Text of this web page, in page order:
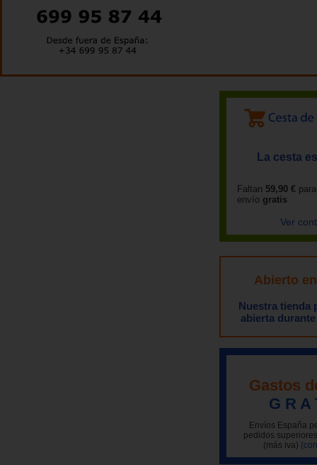
La cesta
Faltan 59,90 €
envío gratis
Ver
Abierto
Nuestra tienda
abierta
Gastos
G R A
Envíos España
pedidos
(más iva)